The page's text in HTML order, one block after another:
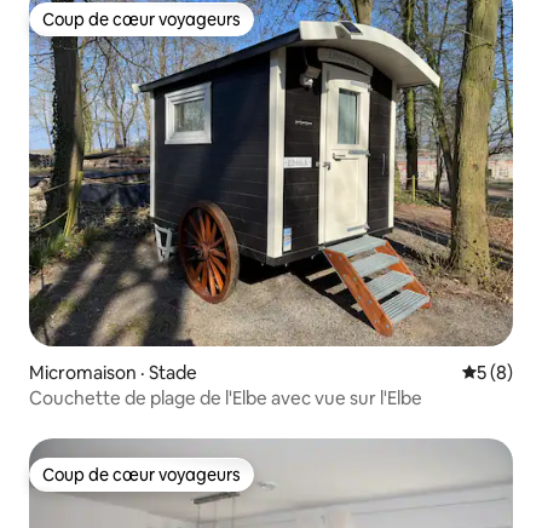
Coup de cœur voyageurs
Coup de cœur voyageurs
Micromaison · Stade Note
5 (8)
Couchette de plage de l'Elbe avec vue sur l'Elbe
Coup de cœur voyageurs
Coup de cœur voyageurs